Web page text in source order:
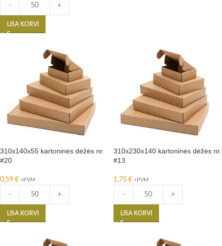
- +
LISA KORVI
310x140x55 kartoninės dėžės nr.
#20
0,59 € +PVM
- +
LISA KORVI
310x230x140 kartoninės dėžės nr.
#13
1,75 € +PVM
- +
LISA KORVI